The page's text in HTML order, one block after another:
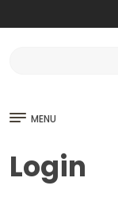
MENU
Login